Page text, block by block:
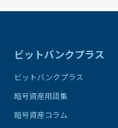
ビットバンクプラス
ビットバンクプラス
暗号資産用語集
暗号資産コラム